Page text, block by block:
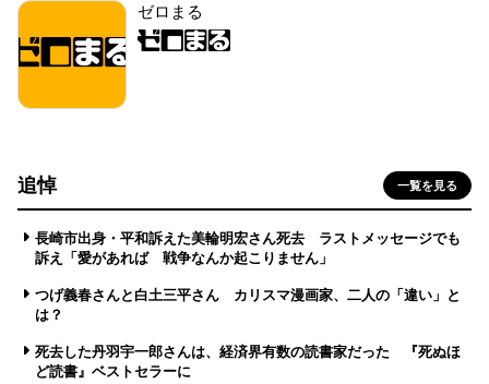
ゼロまる
追悼 一覧を見る
長崎市出身・平和訴えた美輪明宏さん死去 ラストメッセージでも
訴え「愛があれば 戦争なんか起こりません」
つげ義春さんと白土三平さん カリスマ漫画家、二人の「違い」と
は？
死去した丹羽宇一郎さんは、経済界有数の読書家だった 『死ぬほ
ど読書』ベストセラーに